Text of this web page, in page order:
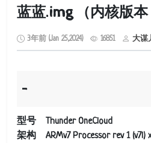
蓝蓝.img （内核版本
3年前 (Jan 25,2024) 16851 大谋
型号 Thunder OneCloud
架构 ARMv7 Processor rev 1 (v7l) x